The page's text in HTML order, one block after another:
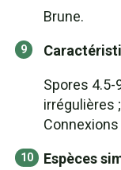
Brune.
Spores 4.5-
irrégulières
Espèces